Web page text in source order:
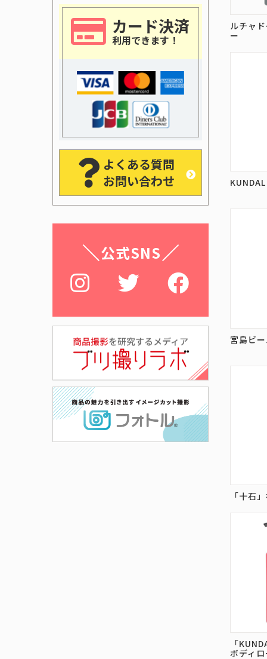
ルチャ
ー
KUNDAL
宮島ビ
「十石
「
ボディ
カード決済
利用できます！
よくある質問
お問い合わせ
公式SNS